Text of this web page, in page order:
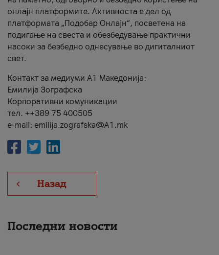
онлајн платформите. Активноста е дел од
платформата „Подобар Онлајн“, посветена на
подигање на свеста и обезбедување практични
насоки за безбедно однесување во дигиталниот
свет.
Контакт за медиуми А1 Македонија:
Емилија Зографска
Корпоративни комуникации
тел. ++389 75 400505
e-mail: emilija.zografska@A1.mk
Назад
Последни новости